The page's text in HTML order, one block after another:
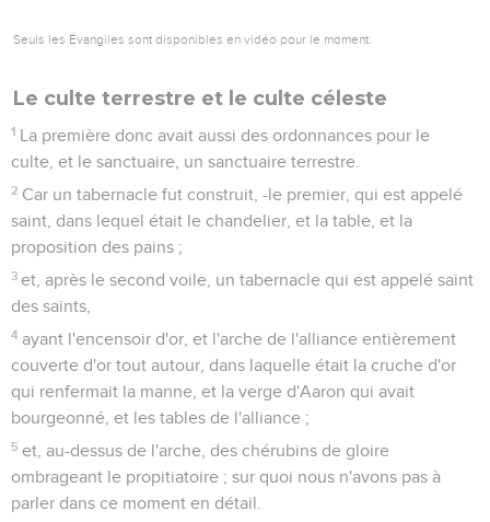
Seuls les Évangiles sont disponibles en vidéo pour le moment.
Le culte terrestre et le culte céleste
1 La première donc avait aussi des ordonnances pour le
culte, et le sanctuaire, un sanctuaire terrestre.
2 Car un tabernacle fut construit, -le premier, qui est appelé
saint, dans lequel était le chandelier, et la table, et la
proposition des pains ;
3 et, après le second voile, un tabernacle qui est appelé saint
des saints,
4 ayant l'encensoir d'or, et l'arche de l'alliance entièrement
couverte d'or tout autour, dans laquelle était la cruche d'or
qui renfermait la manne, et la verge d'Aaron qui avait
bourgeonné, et les tables de l'alliance ;
5 et, au-dessus de l'arche, des chérubins de gloire
ombrageant le propitiatoire ; sur quoi nous n'avons pas à
parler dans ce moment en détail.